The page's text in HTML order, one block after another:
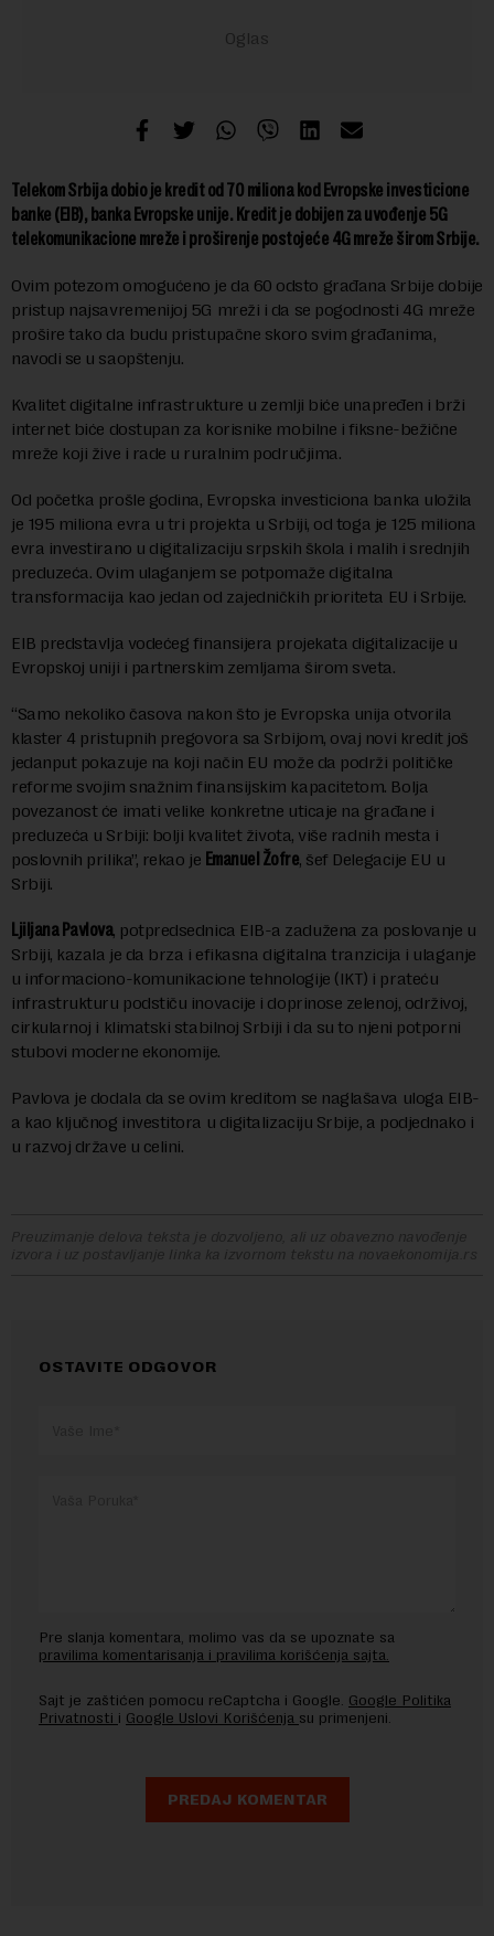
Telekom Srbija dobio je kredit od 70 miliona kod Evropske investicione
banke (EIB), banka Evropske unije. Kredit je dobijen za uvođenje 5G
telekomunikacione mreže i proširenje postojeće 4G mreže širom Srbije.
Ovim potezom omogućeno je da 60 odsto građana Srbije dobije
pristup najsavremenijoj 5G mreži i da se pogodnosti 4G mreže
prošire tako da budu pristupačne skoro svim građanima,
navodi se u saopštenju.
Kvalitet digitalne infrastrukture u zemlji biće unapređen i brži
internet biće dostupan za korisnike mobilne i fiksne-bežične
mreže koji žive i rade u ruralnim područjima.
Od početka prošle godina, Evropska investiciona banka uložila
je 195 miliona evra u tri projekta u Srbiji, od toga je 125 miliona
evra investirano u digitalizaciju srpskih škola i malih i srednjih
preduzeća. Ovim ulaganjem se potpomaže digitalna
transformacija kao jedan od zajedničkih prioriteta EU i Srbije.
EIB predstavlja vodećeg finansijera projekata digitalizacije u
Evropskoj uniji i partnerskim zemljama širom sveta.
“Samo nekoliko časova nakon što je Evropska unija otvorila
klaster 4 pristupnih pregovora sa Srbijom, ovaj novi kredit još
jedanput pokazuje na koji način EU može da podrži političke
reforme svojim snažnim finansijskim kapacitetom. Bolja
povezanost će imati velike konkretne uticaje na građane i
preduzeća u Srbiji: bolji kvalitet života, više radnih mesta i
poslovnih prilika”, rekao je Emanuel Žofre, šef Delegacije EU u
Srbiji.
Ljiljana Pavlova, potpredsednica EIB-a zadužena za poslovanje u
Srbiji, kazala je da brza i efikasna digitalna tranzicija i ulaganje
u informaciono-komunikacione tehnologije (IKT) i prateću
infrastrukturu podstiču inovacije i doprinose zelenoj, održivoj,
cirkularnoj i klimatski stabilnoj Srbiji i da su to njeni potporni
stubovi moderne ekonomije.
Pavlova je dodala da se ovim kreditom se naglašava uloga EIB-
a kao ključnog investitora u digitalizaciju Srbije, a podjednako i
u razvoj države u celini.
Preuzimanje delova teksta je dozvoljeno, ali uz obavezno navođenje
izvora i uz postavljanje linka ka izvornom tekstu na novaekonomija.rs
OSTAVITE ODGOVOR
Pre slanja komentara, molimo vas da se upoznate sa
pravilima komentarisanja i pravilima korišćenja sajta.
Sajt je zaštićen pomocu reCaptcha i Google. Google Politika
Privatnosti i Google Uslovi Korišćenja su primenjeni.